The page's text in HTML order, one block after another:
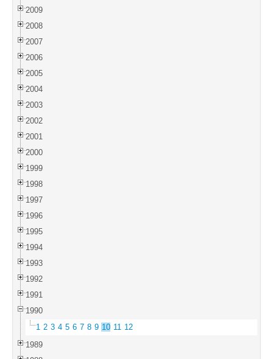
2009
2008
2007
2006
2005
2004
2003
2002
2001
2000
1999
1998
1997
1996
1995
1994
1993
1992
1991
1990
1 2 3 4 5 6 7 8 9 10 11 12
1989